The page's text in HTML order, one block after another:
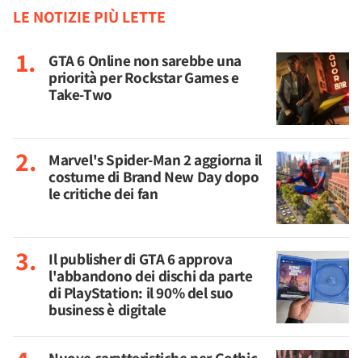
LE NOTIZIE PIÙ LETTE
GTA 6 Online non sarebbe una
priorità per Rockstar Games e
Take-Two
Marvel's Spider-Man 2 aggiorna il
costume di Brand New Day dopo
le critiche dei fan
Il publisher di GTA 6 approva
l'abbandono dei dischi da parte
di PlayStation: il 90% del suo
business è digitale